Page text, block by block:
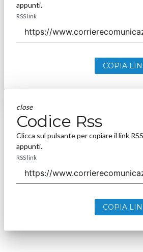
appunti.
RSS link
COPIA
close
Codice Rss
Clicca sul pulsante per copiare il link
appunti.
RSS link
COPIA